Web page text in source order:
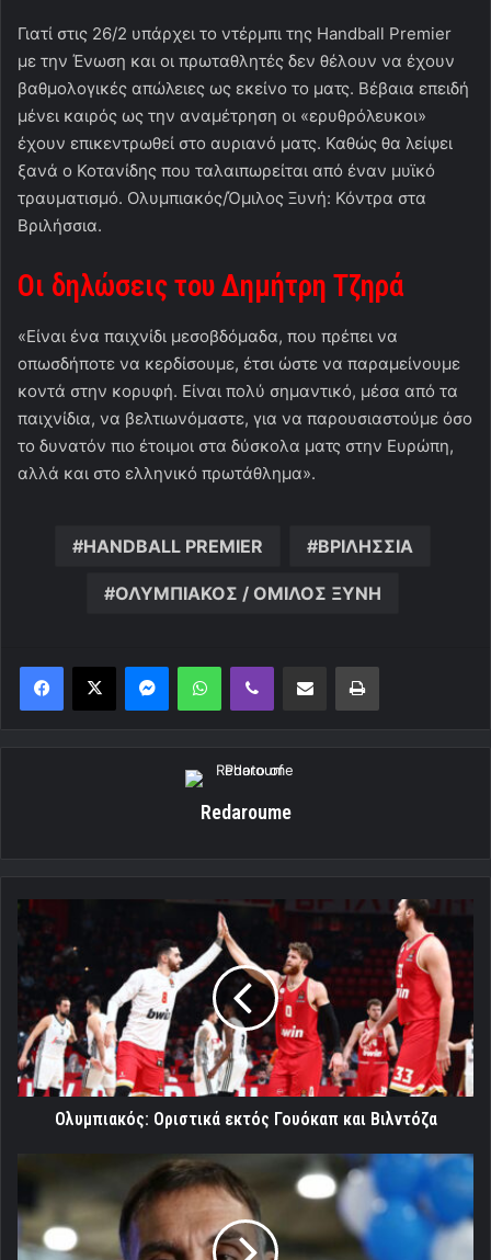
Γιατί στις 26/2 υπάρχει το ντέρμπι της Handball Premier
με την Ένωση και οι πρωταθλητές δεν θέλουν να έχουν
βαθμολογικές απώλειες ως εκείνο το ματς. Βέβαια επειδή
μένει καιρός ως την αναμέτρηση οι «ερυθρόλευκοι»
έχουν επικεντρωθεί στο αυριανό ματς. Καθώς θα λείψει
ξανά ο Κοτανίδης που ταλαιπωρείται από έναν μυϊκό
τραυματισμό. Ολυμπιακός/Όμιλος Ξυνή: Κόντρα στα
Βριλήσσια.
Οι δηλώσεις του Δημήτρη Τζηρά
«Είναι ένα παιχνίδι μεσοβδόμαδα, που πρέπει να
οπωσδήποτε να κερδίσουμε, έτσι ώστε να παραμείνουμε
κοντά στην κορυφή. Είναι πολύ σημαντικό, μέσα από τα
παιχνίδια, να βελτιωνόμαστε, για να παρουσιαστούμε όσο
το δυνατόν πιο έτοιμοι στα δύσκολα ματς στην Ευρώπη,
αλλά και στο ελληνικό πρωτάθλημα».
HANDBALL PREMIER ΒΡΙΛΗΣΣΙΑ
ΟΛΥΜΠΙΑΚΟΣ / ΟΜΙΛΟΣ ΞΥΝΗ
MessengerWhatsAppViber Κοινοποίηση μέσω ηλεκτρονικού ταχυδρομείουΕκτύπωση
Redaroume
Ολυμπιακός:
Οριστικά
εκτός
Γουόκαπ
Βιλντόζα
Ολυμπιακός: Οριστικά εκτός Γουόκαπ και Βιλντόζα
μπαίνουμε
λογική